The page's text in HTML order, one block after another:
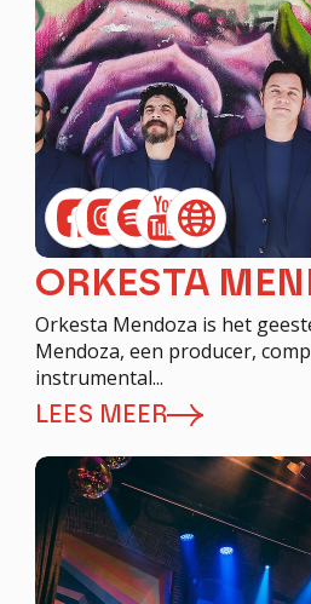
ORKESTA
Orkesta Mendoza is het
Mendoza, een producer,
instrumental...
LEES MEER